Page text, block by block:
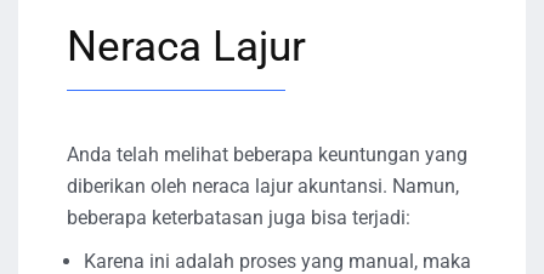
Neraca Lajur
Anda telah melihat beberapa keuntungan yang
diberikan oleh neraca lajur akuntansi. Namun,
beberapa keterbatasan juga bisa terjadi:
Karena ini adalah proses yang manual, maka